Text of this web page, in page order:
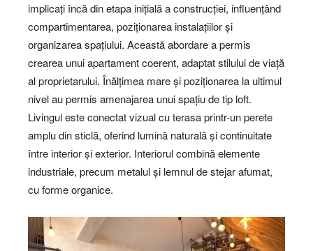
implicați încă din etapa inițială a construcției, influențând
compartimentarea, poziționarea instalațiilor și
organizarea spațiului. Această abordare a permis
crearea unui apartament coerent, adaptat stilului de viață
al proprietarului. Înălțimea mare și poziționarea la ultimul
nivel au permis amenajarea unui spațiu de tip loft.
Livingul este conectat vizual cu terasa printr-un perete
amplu din sticlă, oferind lumină naturală și continuitate
între interior și exterior. Interiorul combină elemente
industriale, precum metalul și lemnul de stejar afumat,
cu forme organice.